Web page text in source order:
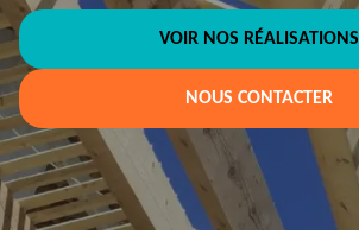
VOIR NOS RÉALISATIONS
NOUS CONTACTER